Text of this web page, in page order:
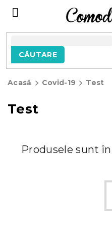
CĂUTARE
Acasă Covid-19 Test
Test
Produsele sunt